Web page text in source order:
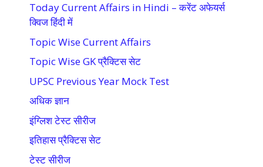
Today Current Affairs in Hindi – करेंट अफेयर्स
क्विज हिंदी में
Topic Wise Current Affairs
Topic Wise GK प्रैक्टिस सेट
UPSC Previous Year Mock Test
अधिक ज्ञान
इंग्लिश टेस्ट सीरीज
इतिहास प्रैक्टिस सेट
टेस्ट सीरीज